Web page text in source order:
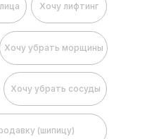
Хочу убрать сосуды
Хочу убрать морщины
Хочу лифтинг
(шипицу)